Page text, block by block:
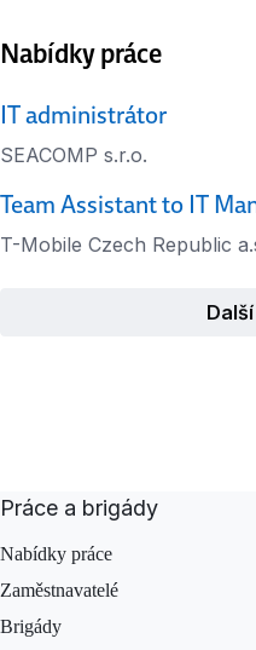
Nabídky práce
IT administrátor
SEACOMP s.r.o.
Team Assistant to IT
T-Mobile Czech Republic
Práce a brigády
Nabídky práce
Zaměstnavatelé
Brigády